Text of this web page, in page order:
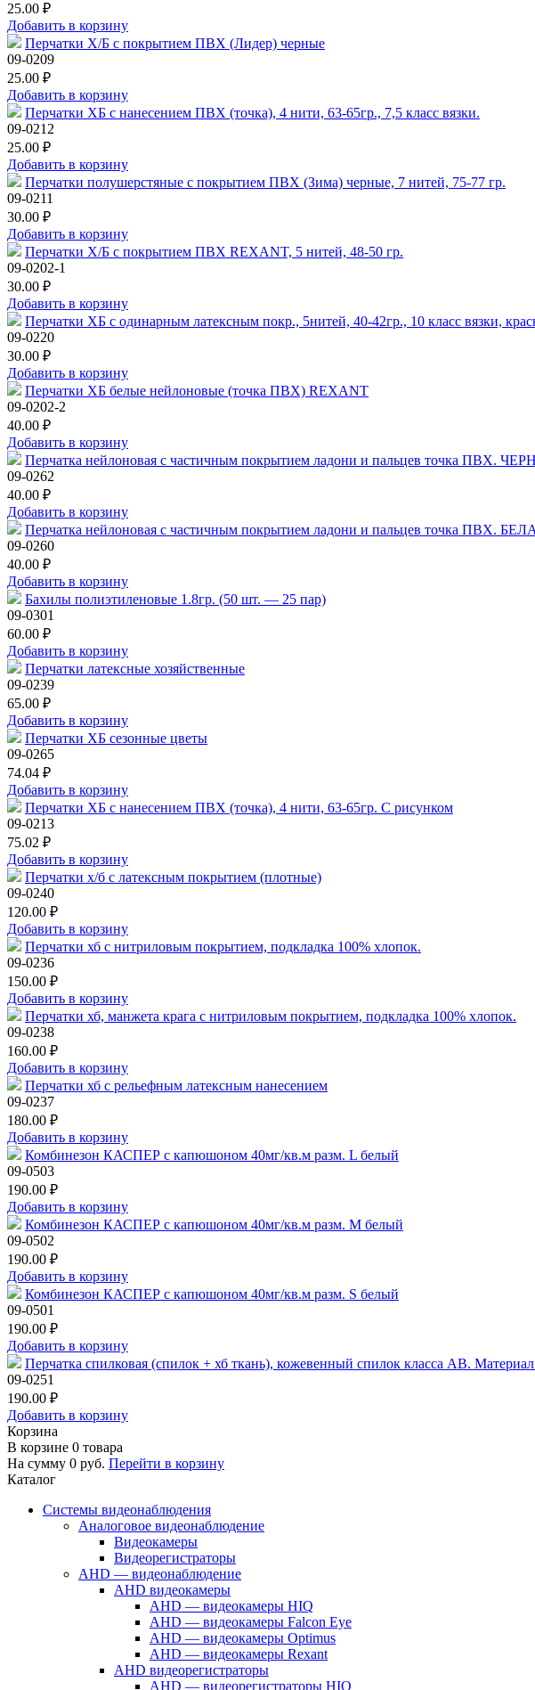
25.00 ₽
Добавить в корзину
Перчатки Х/Б с покрытием ПВХ (Лидер) черные
09-0209
25.00 ₽
Добавить в корзину
Перчатки ХБ с нанесением ПВХ (точка), 4 нити, 63-65гр., 7,5 класс вязки.
09-0212
25.00 ₽
Добавить в корзину
Перчатки полушерстяные с покрытием ПВХ (Зима) черные, 7 нитей, 75-77 гр.
09-0211
30.00 ₽
Добавить в корзину
Перчатки Х/Б с покрытием ПВХ REXANT, 5 нитей, 48-50 гр.
09-0202-1
30.00 ₽
Добавить в корзину
Перчатки ХБ с одинарным латексным покр., 5нитей, 40-42гр., 10 класс вязки,
09-0220
30.00 ₽
Добавить в корзину
Перчатки ХБ белые нейлоновые (точка ПВХ) REXANT
09-0202-2
40.00 ₽
Добавить в корзину
Перчатка нейлоновая с частичным покрытием ладони и пальцев точка ПВХ.
09-0262
40.00 ₽
Добавить в корзину
Перчатка нейлоновая с частичным покрытием ладони и пальцев точка ПВХ.
09-0260
40.00 ₽
Добавить в корзину
Бахилы полиэтиленовые 1.8гр. (50 шт. — 25 пар)
09-0301
60.00 ₽
Добавить в корзину
Перчатки латексные хозяйственные
09-0239
65.00 ₽
Добавить в корзину
Перчатки ХБ сезонные цветы
09-0265
74.04 ₽
Добавить в корзину
Перчатки ХБ с нанесением ПВХ (точка), 4 нити, 63-65гр. С рисунком
09-0213
75.02 ₽
Добавить в корзину
Перчатки х/б с латексным покрытием (плотные)
09-0240
120.00 ₽
Добавить в корзину
Перчатки хб с нитриловым покрытием, подкладка 100% хлопок.
09-0236
150.00 ₽
Добавить в корзину
Перчатки хб, манжета крага с нитриловым покрытием, подкладка 100% хлопок.
09-0238
160.00 ₽
Добавить в корзину
Перчатки хб с рельефным латексным нанесением
09-0237
180.00 ₽
Добавить в корзину
Комбинезон КАСПЕР с капюшоном 40мг/кв.м разм. L белый
09-0503
190.00 ₽
Добавить в корзину
Комбинезон КАСПЕР с капюшоном 40мг/кв.м разм. M белый
09-0502
190.00 ₽
Добавить в корзину
Комбинезон КАСПЕР с капюшоном 40мг/кв.м разм. S белый
09-0501
190.00 ₽
Добавить в корзину
Перчатка спилковая (спилок + хб ткань), кожевенный спилок класса АВ.
09-0251
190.00 ₽
Добавить в корзину
Корзина
В корзине 0 товара
На сумму 0 руб. Перейти в корзину
Каталог
Системы видеонаблюдения
Аналоговое видеонаблюдение
Видеокамеры
Видеорегистраторы
AHD — видеонаблюдение
AHD видеокамеры
AHD — видеокамеры HIQ
AHD — видеокамеры Falcon Eye
AHD — видеокамеры Optimus
AHD — видеокамеры Rexant
AHD видеорегистраторы
AHD — видеорегистраторы HIQ